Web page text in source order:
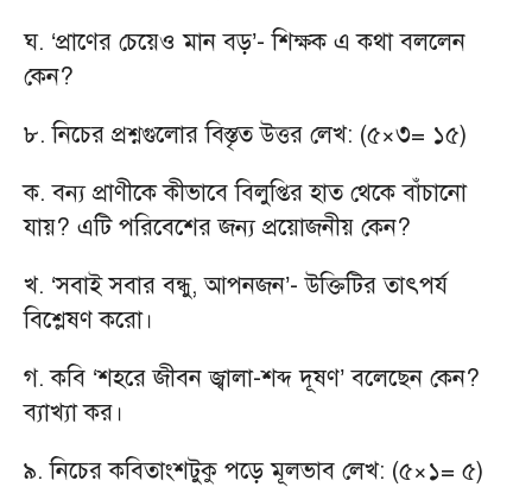
ঘ. ‘প্রাণের চেয়েও মান বড়’- শিক্ষক এ কথা বললেন
কেন?
৮. নিচের প্রশ্নগুলোর বিস্তৃত উত্তর লেখ: (৫×৩= ১৫)
ক. বন্য প্রাণীকে কীভাবে বিলুপ্তির হাত থেকে বাঁচানো
যায়? এটি পরিবেশের জন্য প্রয়োজনীয় কেন?
খ. ‘সবাই সবার বন্ধু, আপনজন’- উক্তিটির তাৎপর্য
বিশ্লেষণ করো।
গ. কবি ‘শহরে জীবন জ্বালা-শব্দ দূষণ’ বলেছেন কেন?
ব্যাখ্যা কর।
৯. নিচের কবিতাংশটুকু পড়ে মূলভাব লেখ: (৫×১= ৫)